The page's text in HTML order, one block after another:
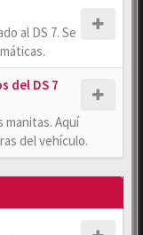
al DS 7. Se
del DS 7
manitas. Aquí
del vehículo.